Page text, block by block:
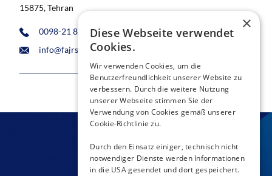
15875, Tehran
0098-21 883 444 358
info@fajrshahed.com
×
Diese Webseite verwendet
Cookies.
Wir verwenden Cookies, um die
Benutzerfreundlichkeit unserer Website zu
verbessern. Durch die weitere Nutzung
unserer Webseite stimmen Sie der
Verwendung von Cookies gemäß unserer
Cookie-Richtlinie zu.
Durch den Einsatz einiger, technisch nicht
notwendiger Dienste werden Informationen
in die USA gesendet und dort gespeichert.